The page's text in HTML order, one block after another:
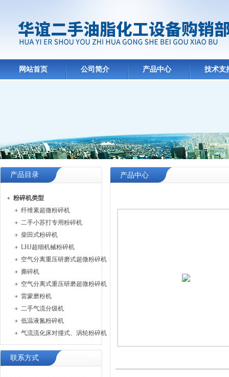
网站首页 公司简介 产品中心 技术支
产品目录
粉碎机类型
纤维素超微粉碎机
二手小苏打专用粉碎机
柴田式粉碎机
LHJ超细机械粉碎机
空气分离重压研磨式超微粉碎机
撕碎机
空气分离式重压研磨超微粉碎机
雷蒙磨粉机
二手气流分级机
低温液氮粉碎机
气流流化床对撞式、涡轮粉碎机
联系方式
产品中心